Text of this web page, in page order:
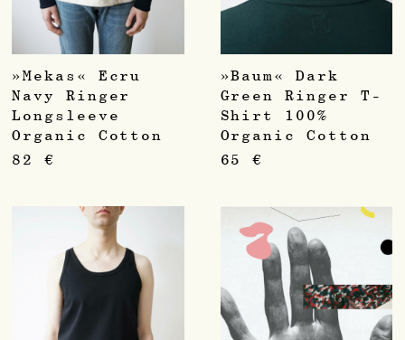
»Mekas« Ecru
Navy Ringer
Longsleeve
Organic Cotton
82 €
»Baum« Dark
Green Ringer T-
Shirt 100%
Organic Cotton
65€